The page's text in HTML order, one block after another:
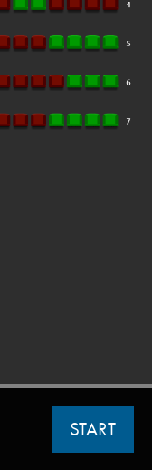
START